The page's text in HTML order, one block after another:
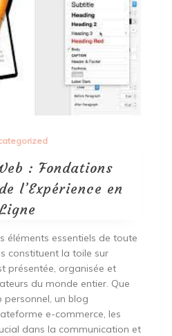
: Fondations
l’Expérience en
éléments essentiels de toute
constituent la toile sur
présentée, organisée et
du monde entier. Que
personnel, un blog
e-commerce, les
dans la communication et